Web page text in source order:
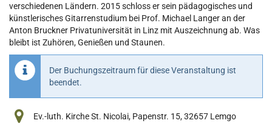
verschiedenen Ländern. 2015 schloss er sein pädagogisches und
künstlerisches Gitarrenstudium bei Prof. Michael Langer an der
Anton Bruckner Privatuniversität in Linz mit Auszeichnung ab. Was
bleibt ist Zuhören, Genießen und Staunen.
Der Buchungszeitraum für diese Veranstaltung ist
beendet.
Ev.-luth. Kirche St. Nicolai, Papenstr. 15, 32657 Lemgo